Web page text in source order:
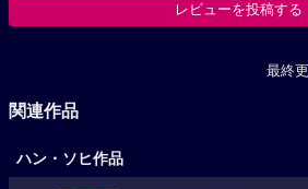
レビューを投稿する
最終
関連作品
ハン・ソヒ作品